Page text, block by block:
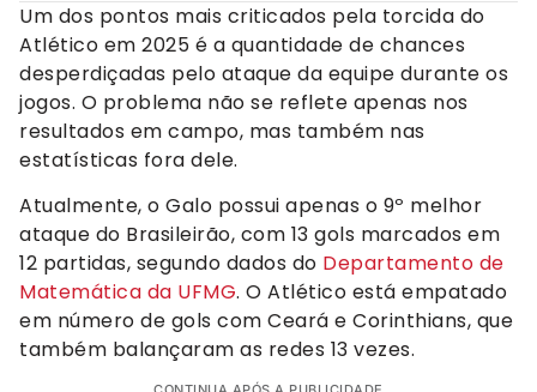
Um dos pontos mais criticados pela torcida do
Atlético em 2025 é a quantidade de chances
desperdiçadas pelo ataque da equipe durante os
jogos. O problema não se reflete apenas nos
resultados em campo, mas também nas
estatísticas fora dele.
Atualmente, o Galo possui apenas o 9º melhor
ataque do Brasileirão, com 13 gols marcados em
12 partidas, segundo dados do Departamento de
Matemática da UFMG. O Atlético está empatado
em número de gols com Ceará e Corinthians, que
também balançaram as redes 13 vezes.